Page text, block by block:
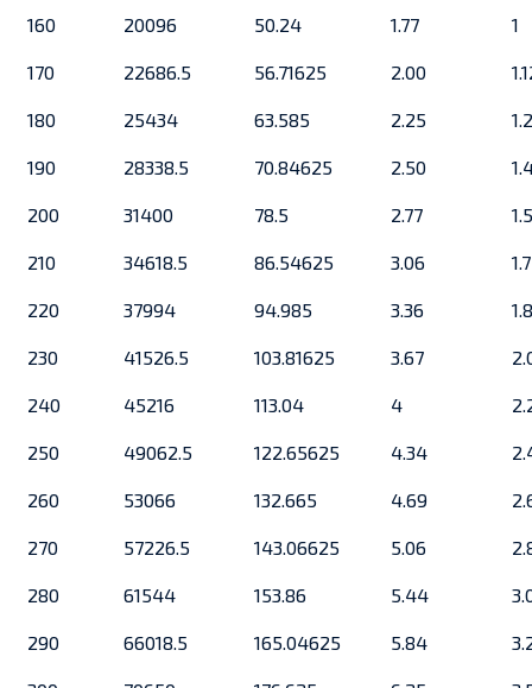
160 20096 50.24 1.77 1
170 22686.5 56.71625 2.00
180 25434 63.585 2.25
190 28338.5 70.84625 2.50
200 31400 78.5 2.77
210 34618.5 86.54625 3.06
220 37994 94.985 3.36
230 41526.5 103.81625 3.67
240 45216 113.04 4
250 49062.5 122.65625 4.34
260 53066 132.665 4.69
270 57226.5 143.06625 5.06
280 61544 153.86 5.44
290 66018.5 165.04625 5.84